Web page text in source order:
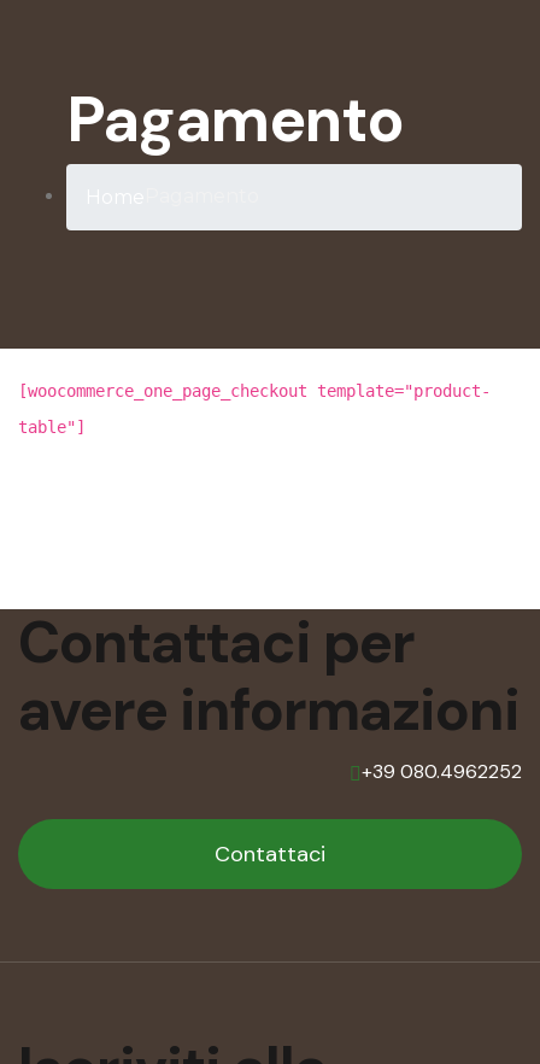
Pagamento
[woocommerce_one_page_checkout template="product-
table"]
Contattaci per
avere informazioni
+39 080.4962252
Contattaci